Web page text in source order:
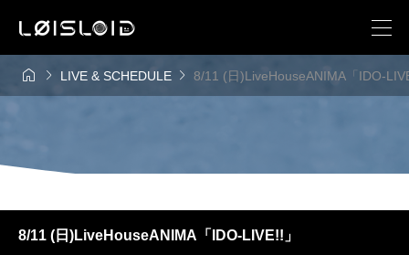
  LIVE & SCHEDULE  8/11 (日)LiveHouseANIMA「IDO-
8/11 (日)LiveHouseANIMA「IDO-LIVE!!」